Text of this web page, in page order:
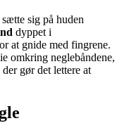
sig på huden
dyppet i
at gnide med fingrene.
omkring neglebåndene,
gør det lettere at